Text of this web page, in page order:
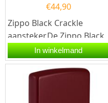
€44,90
Zippo Black Crackle
aansteker.De Zippo Black
Crackle aansteker heeft
een black Crackle
afwerken en...
In winkelmand